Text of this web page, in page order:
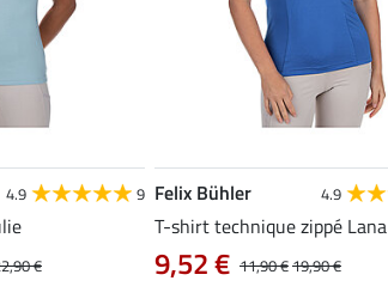
4.9 9
€
Felix Bühler 4.9
T-shirt technique zippé Lana
11,90 €19,90 €
9,52 €